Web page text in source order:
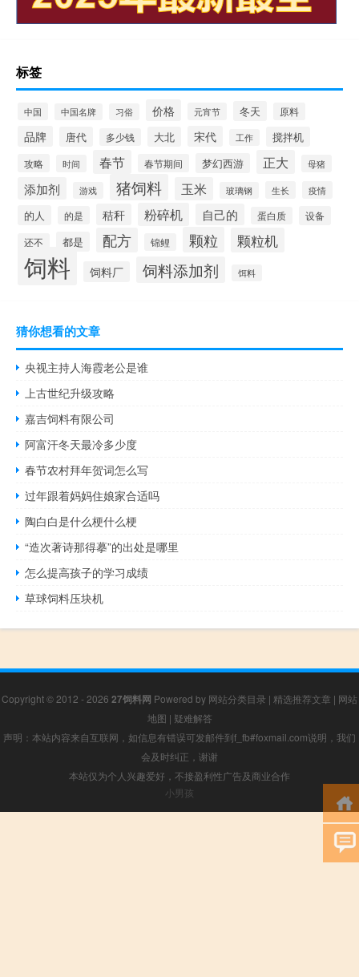
标签
中国 中国名牌 习俗 价格 元宵节 冬天 原料
品牌 唐代 多少钱 大北 宋代 工作 搅拌机
攻略 时间 春节 春节期间 梦幻西游 正大 母猪
添加剂 游戏 猪饲料 玉米 玻璃钢 生长 疫情
的人 的是 秸秆 粉碎机 自己的 蛋白质 设备
还不 都是 配方 锦鲤 颗粒 颗粒机
饲料 饲料厂 饲料添加剂 饵料
猜你想看的文章
央视主持人海霞老公是谁
上古世纪升级攻略
嘉吉饲料有限公司
阿富汗冬天最冷多少度
春节农村拜年贺词怎么写
过年跟着妈妈住娘家合适吗
陶白白是什么梗什么梗
“造次著诗那得摹”的出处是哪里
怎么提高孩子的学习成绩
草球饲料压块机
Copyright © 2012 - 2026 27饲料网 Powered by 网站分类目录 | 精选推荐文章 | 网站
地图 | 疑难解答
声明：本站内容来自互联网，如信息有错误可发邮件到f_fb#foxmail.com说明，我们
会及时纠正，谢谢
本站仅为个人兴趣爱好，不接盈利性广告及商业合作
小男孩